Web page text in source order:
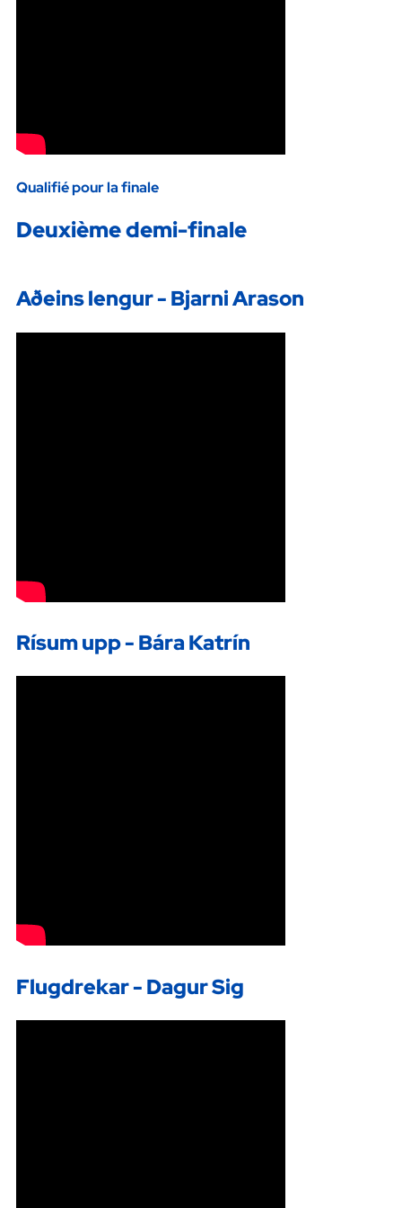
Qualifié pour la finale
Deuxième demi-finale
Aðeins lengur - Bjarni Arason
Rísum upp - Bára Katrín
Flugdrekar - Dagur Sig